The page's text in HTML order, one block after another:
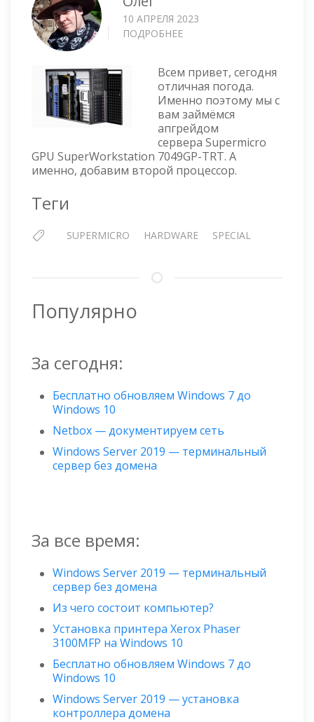
10 АПРЕЛЯ 2023
ПОДРОБНЕЕ
SUPERWORKSTATION
7049GP-
TRT
—
УСТАНОВКА
ПРОЦЕССОРА
Всем привет, сегодня
отличная погода.
Именно поэтому мы с
вам займёмся
апгрейдом
сервера Supermicro
GPU SuperWorkstation 7049GP-TRT. А
именно, добавим второй процессор.
Теги
SUPERMICRO HARDWARE SPECIAL
Популярно
За сегодня:
Бесплатно обновляем Windows 7 до
Windows 10
Netbox — документируем сеть
Windows Server 2019 — терминальный
сервер без домена
За все время:
Windows Server 2019 — терминальный
сервер без домена
Из чего состоит компьютер?
Установка принтера Xerox Phaser
3100MFP на Windows 10
Бесплатно обновляем Windows 7 до
Windows 10
Windows Server 2019 — установка
контроллера домена